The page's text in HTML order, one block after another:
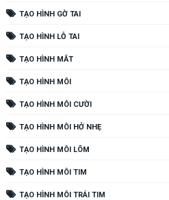
TẠO HÌNH GỜ TAI
TẠO HÌNH LỖ TAI
TẠO HÌNH MẮT
TẠO HÌNH MÔI
TẠO HÌNH MÔI CƯỜI
TẠO HÌNH MÔI HỞ NHẸ
TẠO HÌNH MÔI LÕM
TẠO HÌNH MÔI TIM
TẠO HÌNH MÔI TRÁI TIM